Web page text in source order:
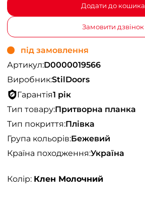
Додати до кошика
Замовити дзвінок
під замовлення
Артикул:D0000019566
Виробник:StilDoors
Гарантія1 рік
Тип товару:Притворна планка
Тип покриття:Плівка
Група кольорів:Бежевий
Країна походження:Україна
Колір: Клен Молочний